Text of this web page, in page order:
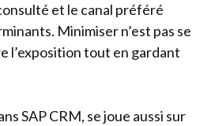
et le canal préféré
Minimiser n’est pas se
l’exposition tout en gardant
SAP CRM, se joue aussi sur